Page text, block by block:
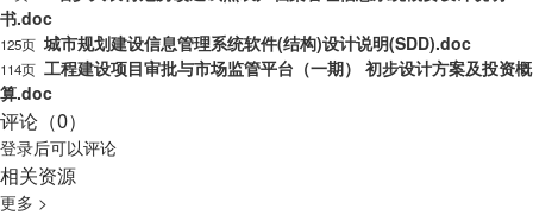
书.doc
125页 城市规划建设信息管理系统软件(结构)设计说明(SDD).doc
114页 工程建设项目审批与市场监管平台（一期） 初步设计方案及投资概
算.doc
评论（0）
登录后可以评论
相关资源
更多 >